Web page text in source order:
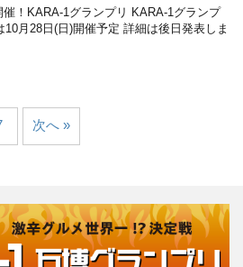
催！KARA-1グランプリ KARA-1グランプ
10月28日(日)開催予定 詳細は後日発表しま
次へ »